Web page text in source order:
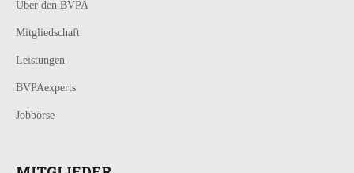
Über den BVPA
Mitgliedschaft
Leistungen
BVPAexperts
Jobbörse